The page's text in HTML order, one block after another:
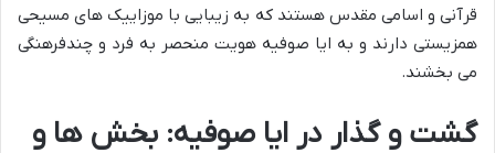
قرآنی و اسامی مقدس هستند که به زیبایی با موزاییک های مسیحی
همزیستی دارند و به ایا صوفیه هویت منحصر به فرد و چندفرهنگی
می بخشند.
گشت و گذار در ایا صوفیه: بخش ها و